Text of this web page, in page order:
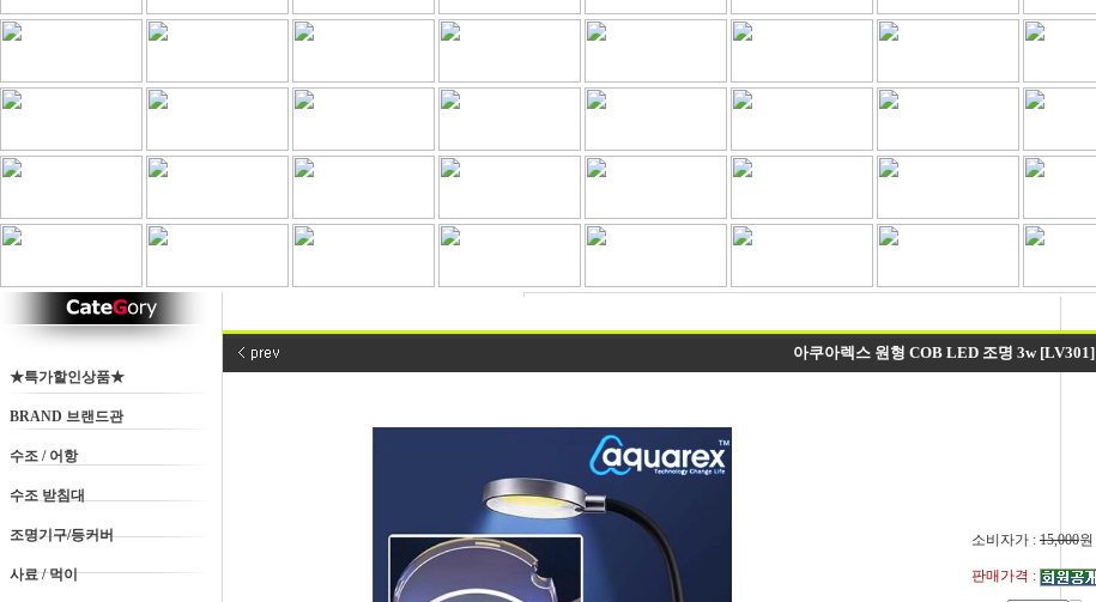
★특가할인상품★
BRAND 브랜드관
수조 / 어항
수조 받침대
조명기구/등커버
사료 / 먹이
아쿠아렉스 원형 COB LED 조명 3w [LV301]
소비자가 : 15,000원
판매가격 :